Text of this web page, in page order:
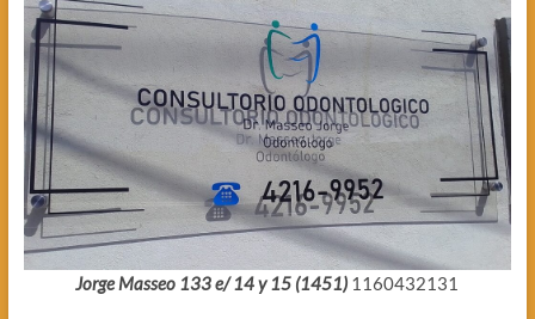
Jorge Masseo 133 e/ 14 y 15 (1451) 1160432131